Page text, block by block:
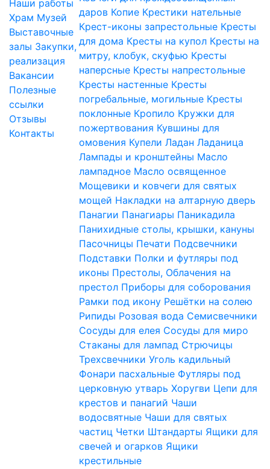
Наши работы
Храм Музей
Выставочные
залы Закупки,
реализация
Вакансии
Полезные
ссылки
Отзывы
Контакты
даров Копие Крестики нательные
Крест-иконы запрестольные Кресты
для дома Кресты на купол Кресты на
митру, клобук, скуфью Кресты
наперсные Кресты напрестольные
Кресты настенные Кресты
погребальные, могильные Кресты
поклонные Кропило Кружки для
пожертвования Кувшины для
омовения Купели Ладан Ладаница
Лампады и кронштейны Масло
лампадное Масло освященное
Мощевики и ковчеги для святых
мощей Накладки на алтарную дверь
Панагии Панагиары Паникадила
Панихидные столы, крышки, кануны
Пасочницы Печати Подсвечники
Подставки Полки и футляры под
иконы Престолы, Облачения на
престол Приборы для соборования
Рамки под икону Решётки на солею
Рипиды Розовая вода Семисвечники
Сосуды для елея Сосуды для миро
Стаканы для лампад Стрючицы
Трехсвечники Уголь кадильный
Фонари пасхальные Футляры под
церковную утварь Хоругви Цепи для
крестов и панагий Чаши
водосвятные Чаши для святых
частиц Четки Штандарты Ящики для
свечей и огарков Ящики
крестильные